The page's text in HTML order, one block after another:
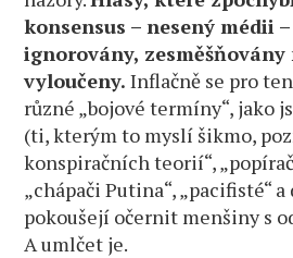
konsensus – nesený médii
ignorovány, zesměšňovány
vyloučeny. Inflačně se pro
různé „bojové termíny“, jako
(ti, kterým to myslí šikmo,
konspiračních teorií“,
„chápači Putina“, „pacifisté“
pokoušejí očernit menšiny s
A umlčet je.